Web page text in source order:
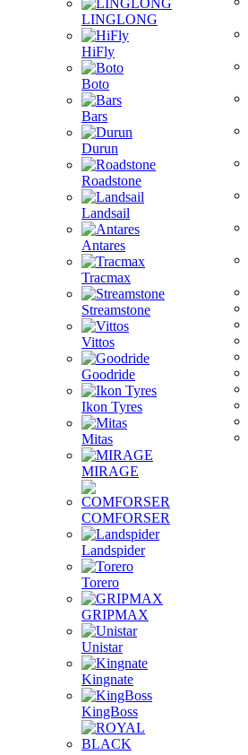
LINGLONG
HiFly
Boto
Bars
Durun
Roadstone
Landsail
Antares
Tracmax
Streamstone
Vittos
Goodride
Ikon Tyres
Mitas
MIRAGE
COMFORSER
Landspider
Torero
GRIPMAX
Unistar
Kingnate
KingBoss